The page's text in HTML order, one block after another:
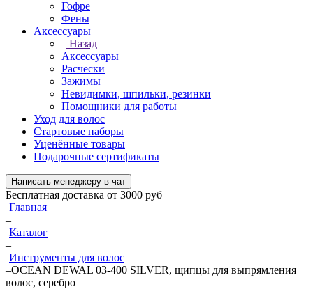
Гофре
Фены
Аксессуары
Назад
Аксессуары
Расчески
Зажимы
Невидимки, шпильки, резинки
Помощники для работы
Уход для волос
Стартовые наборы
Уценённые товары
Подарочные сертификаты
Написать менеджеру в чат
Бесплатная доставка от 3000 руб
Главная
–
Каталог
–
Инструменты для волос
–OCEAN DEWAL 03-400 SILVER, щипцы для выпрямления
волос, серебро